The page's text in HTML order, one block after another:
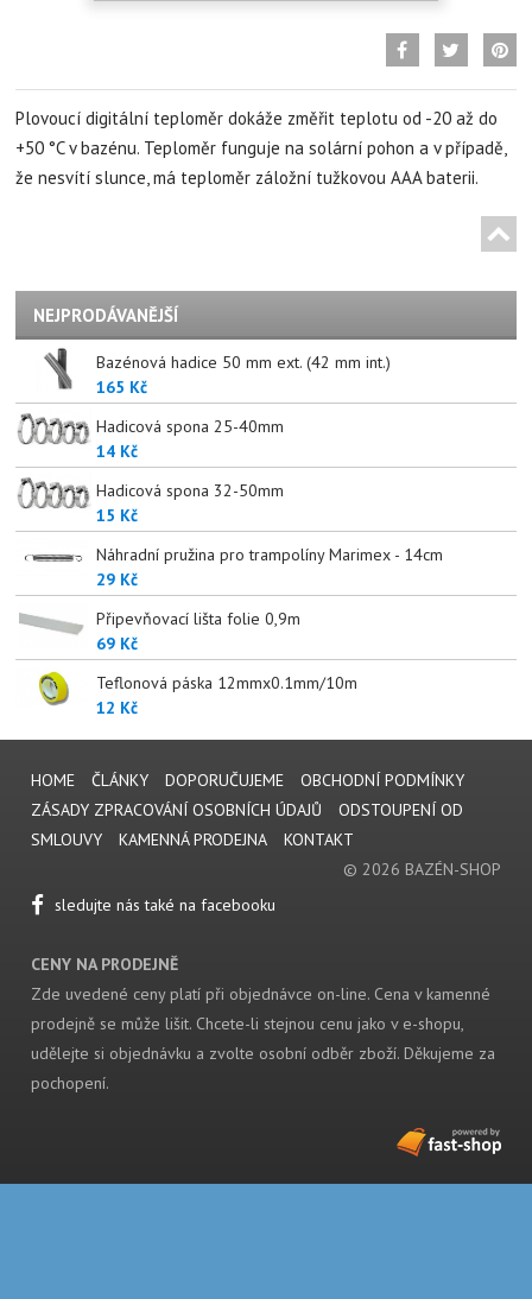
Plovoucí digitální teploměr dokáže změřit teplotu od -20 až do
+50 °C v bazénu. Teploměr funguje na solární pohon a v případě,
že nesvítí slunce, má teploměr záložní tužkovou AAA baterii.
NEJPRODÁVANĚJŠÍ
Bazénová hadice 50 mm ext. (42 mm int.)
165 Kč
Hadicová spona 25-40mm
14 Kč
Hadicová spona 32-50mm
15 Kč
Náhradní pružina pro trampolíny Marimex - 14cm
29 Kč
Připevňovací lišta folie 0,9m
69 Kč
Teflonová páska 12mmx0.1mm/10m
12 Kč
HOME ČLÁNKY DOPORUČUJEME
OBCHODNÍ PODMÍNKY
ZÁSADY ZPRACOVÁNÍ OSOBNÍCH ÚDAJŮ
ODSTOUPENÍ OD
SMLOUVY
KAMENNÁ PRODEJNA
KONTAKT
© 2026 BAZÉN-SHOP
sledujte nás také na facebooku
CENY NA PRODEJNĚ
Zde uvedené ceny platí při objednávce on-line. Cena v kamenné
prodejně se může lišit. Chcete-li stejnou cenu jako v e-shopu,
udělejte si objednávku a zvolte osobní odběr zboží. Děkujeme za
pochopení.